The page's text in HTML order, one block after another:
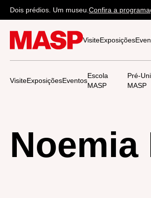
Dois prédios. Um museu. Confira a
VisiteExposições
VisiteExposiçõesEventos
Escola
MASP
Pré-
MASP
Noemia